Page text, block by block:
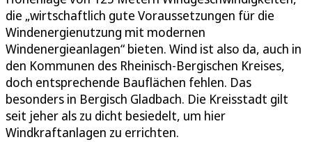
die „wirtschaftlich gute Voraussetzungen für die
Windenergienutzung mit modernen
Windenergieanlagen“ bieten. Wind ist also da, auch in
den Kommunen des Rheinisch-Bergischen Kreises,
doch entsprechende Bauflächen fehlen. Das
besonders in Bergisch Gladbach. Die Kreisstadt gilt
seit jeher als zu dicht besiedelt, um hier
Windkraftanlagen zu errichten.